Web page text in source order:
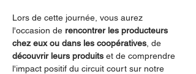
Lors de cette journée, vous aurez
l'occasion de rencontrer les producteurs
chez eux ou dans les coopératives , de
découvrir leurs produits et de comprendre
l'impact positif du circuit court sur notre